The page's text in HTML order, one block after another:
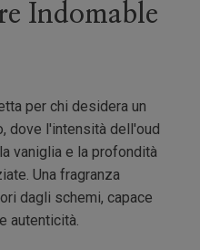
Indomable
per chi desidera un
dove l'intensità dell'oud
vaniglia e la profondità
Una fragranza
dagli schemi, capace
autenticità.